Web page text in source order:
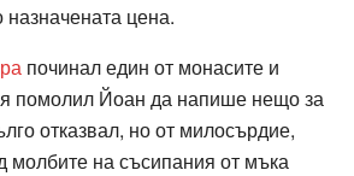
цена.
починал един от монасите и
помолил Йоан да напише нещо за
отказвал, но от милосърдие,
молбите на съсипания от мъка